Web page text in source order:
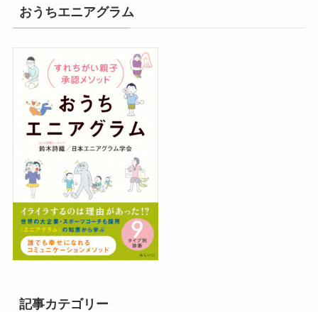
おうちエニアグラム
記事カテゴリー